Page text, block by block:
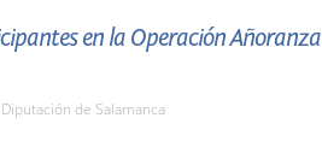
en la Operación Añoranza
de Salamanca